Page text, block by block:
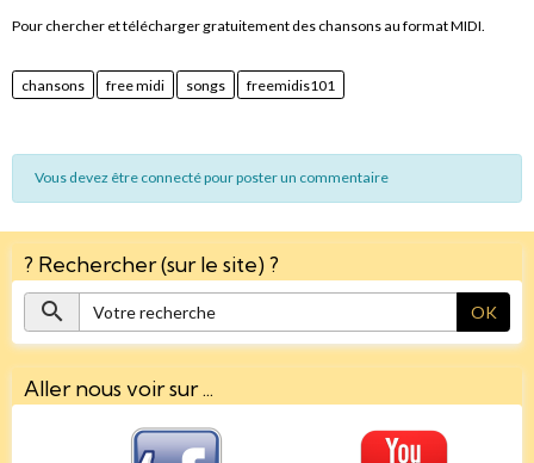
Pour chercher et télécharger gratuitement des chansons au format MIDI.
chansons free midi songs freemidis101
Vous devez être connecté pour poster un commentaire
? Rechercher (sur le site) ?
OK
Aller nous voir sur ...